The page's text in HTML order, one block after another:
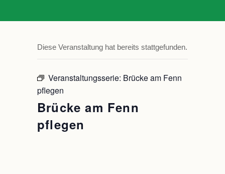
Diese Veranstaltung hat bereits stattgefunden.
Veranstaltungsserie: Brücke am Fenn
pflegen
Brücke am Fenn
pflegen